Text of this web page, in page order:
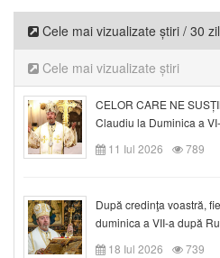
Cele mai vizualizate știri / 30
Cele mai vizualizate știri
CELOR CARE NE
Claudiu la Duminica a
11 Iul 2026
789
După credinţa voastră,
duminica a VII-a după
18 Iul 2026
739